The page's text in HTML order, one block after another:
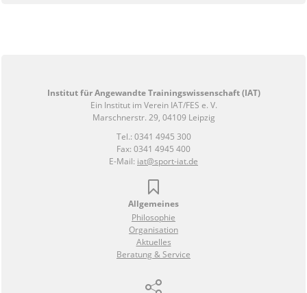
Institut für Angewandte Trainingswissenschaft (IAT)
Ein Institut im Verein IAT/FES e. V.
Marschnerstr. 29, 04109 Leipzig
Tel.: 0341 4945 300
Fax: 0341 4945 400
E-Mail: iat@sport-iat.de
Allgemeines
Philosophie
Organisation
Aktuelles
Beratung & Service